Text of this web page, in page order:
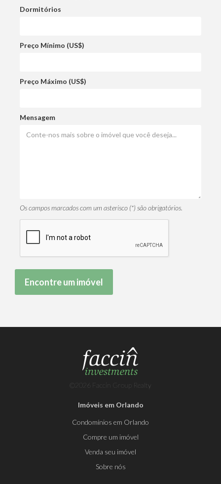
Dormitórios
Preço Mínimo (US$)
Preço Máximo (US$)
Mensagem
Os campos marcados com um asterisco (*) são obrigatórios.
©2026 Faccin Group Realty
Imóveis em Orlando
Condomínios em Orlando
Compre um imóvel
Venda seu imóvel
Sobre nós